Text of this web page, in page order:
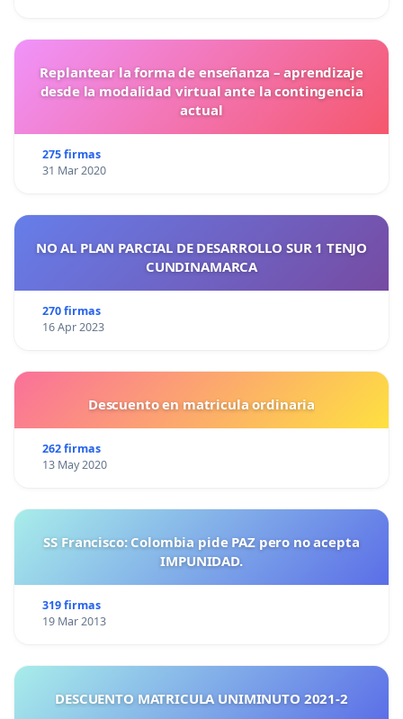
Replantear la forma de enseñanza – aprendizaje
desde la modalidad virtual ante la contingencia
actual
275 firmas
31 Mar 2020
NO AL PLAN PARCIAL DE DESARROLLO SUR 1 TENJO
CUNDINAMARCA
270 firmas
16 Apr 2023
Descuento en matricula ordinaria
262 firmas
13 May 2020
SS Francisco: Colombia pide PAZ pero no acepta
IMPUNIDAD.
319 firmas
19 Mar 2013
DESCUENTO MATRICULA UNIMINUTO 2021-2